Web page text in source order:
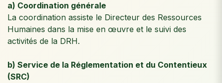
a) Coordination générale
La coordination assiste le Directeur des Ressources
Humaines dans la mise en œuvre et le suivi des
activités de la DRH.
b) Service de la Réglementation et du Contentieux
(SRC)